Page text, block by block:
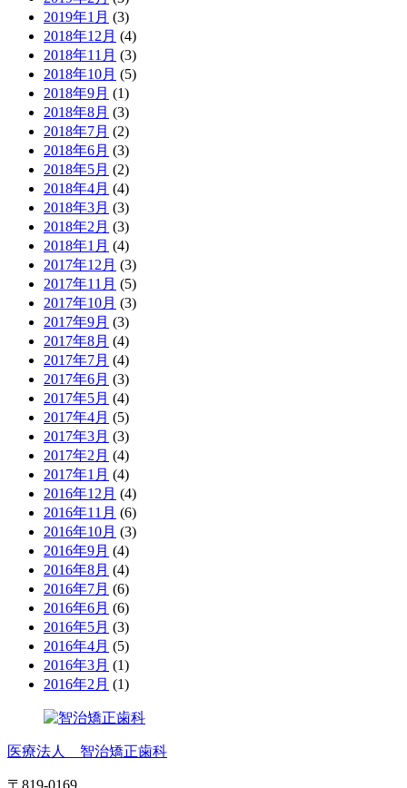
2019年1月 (3)
2018年12月 (4)
2018年11月 (3)
2018年10月 (5)
2018年9月 (1)
2018年8月 (3)
2018年7月 (2)
2018年6月 (3)
2018年5月 (2)
2018年4月 (4)
2018年3月 (3)
2018年2月 (3)
2018年1月 (4)
2017年12月 (3)
2017年11月 (5)
2017年10月 (3)
2017年9月 (3)
2017年8月 (4)
2017年7月 (4)
2017年6月 (3)
2017年5月 (4)
2017年4月 (5)
2017年3月 (3)
2017年2月 (4)
2017年1月 (4)
2016年12月 (4)
2016年11月 (6)
2016年10月 (3)
2016年9月 (4)
2016年8月 (4)
2016年7月 (6)
2016年6月 (6)
2016年5月 (3)
2016年4月 (5)
2016年3月 (1)
2016年2月 (1)
医療法人 智治矯正歯科
〒819-0169